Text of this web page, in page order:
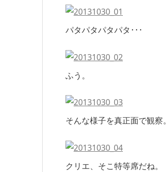
パタパタパタパタ･･･
ふう。
そんな様子を真正面で観察。
クリエ、そこ特等席だね。